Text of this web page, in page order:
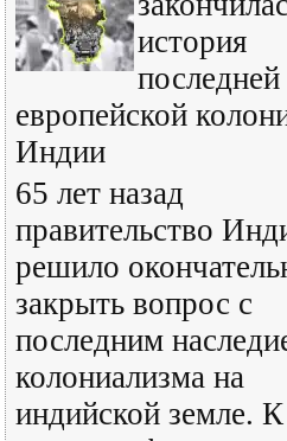
история
последней
европейской
Индии
65 лет назад
правительство
решило
закрыть вопрос с
последним
колониализма на
индийской земле.